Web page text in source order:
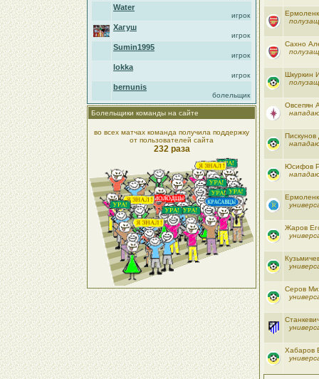
Water
игрок
Хагуш
игрок
Sumin1995
игрок
lokka
игрок
bernunis
болельщик
Болельщики команды на сайте
во всех матчах команда получила поддержку
от пользователей сайта
232 раза
Сахно
Шкуркин
Овсепян
Пискунов
Юсифов
Жаров
Серов
Хабаров